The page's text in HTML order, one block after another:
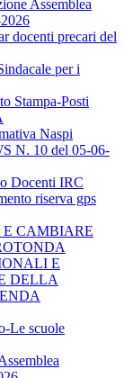
Assemblea
docenti precari del
per i
Stampa-Posti
Naspi
N. 10 del 05-06-
Docenti IRC
riserva gps
E CAMBIARE
E
DELLA
Le scuole